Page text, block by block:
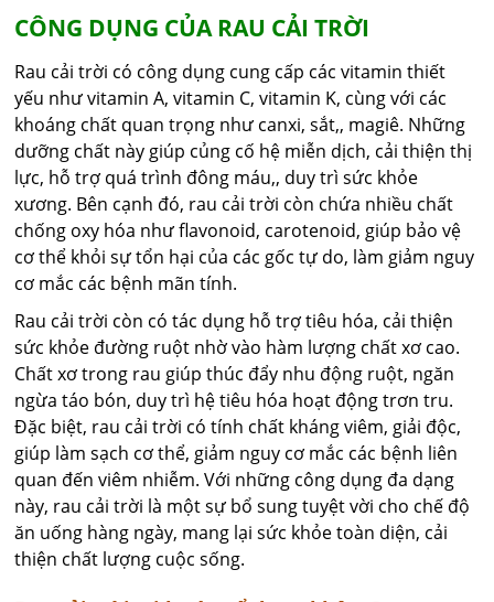
CÔNG DỤNG CỦA RAU CẢI TRỜI
Rau cải trời có công dụng cung cấp các vitamin thiết
yếu như vitamin A, vitamin C, vitamin K, cùng với các
khoáng chất quan trọng như canxi, sắt,, magiê. Những
dưỡng chất này giúp củng cố hệ miễn dịch, cải thiện thị
lực, hỗ trợ quá trình đông máu,, duy trì sức khỏe
xương. Bên cạnh đó, rau cải trời còn chứa nhiều chất
chống oxy hóa như flavonoid, carotenoid, giúp bảo vệ
cơ thể khỏi sự tổn hại của các gốc tự do, làm giảm nguy
cơ mắc các bệnh mãn tính.
Rau cải trời còn có tác dụng hỗ trợ tiêu hóa, cải thiện
sức khỏe đường ruột nhờ vào hàm lượng chất xơ cao.
Chất xơ trong rau giúp thúc đẩy nhu động ruột, ngăn
ngừa táo bón, duy trì hệ tiêu hóa hoạt động trơn tru.
Đặc biệt, rau cải trời có tính chất kháng viêm, giải độc,
giúp làm sạch cơ thể, giảm nguy cơ mắc các bệnh liên
quan đến viêm nhiễm. Với những công dụng đa dạng
này, rau cải trời là một sự bổ sung tuyệt vời cho chế độ
ăn uống hàng ngày, mang lại sức khỏe toàn diện, cải
thiện chất lượng cuộc sống.